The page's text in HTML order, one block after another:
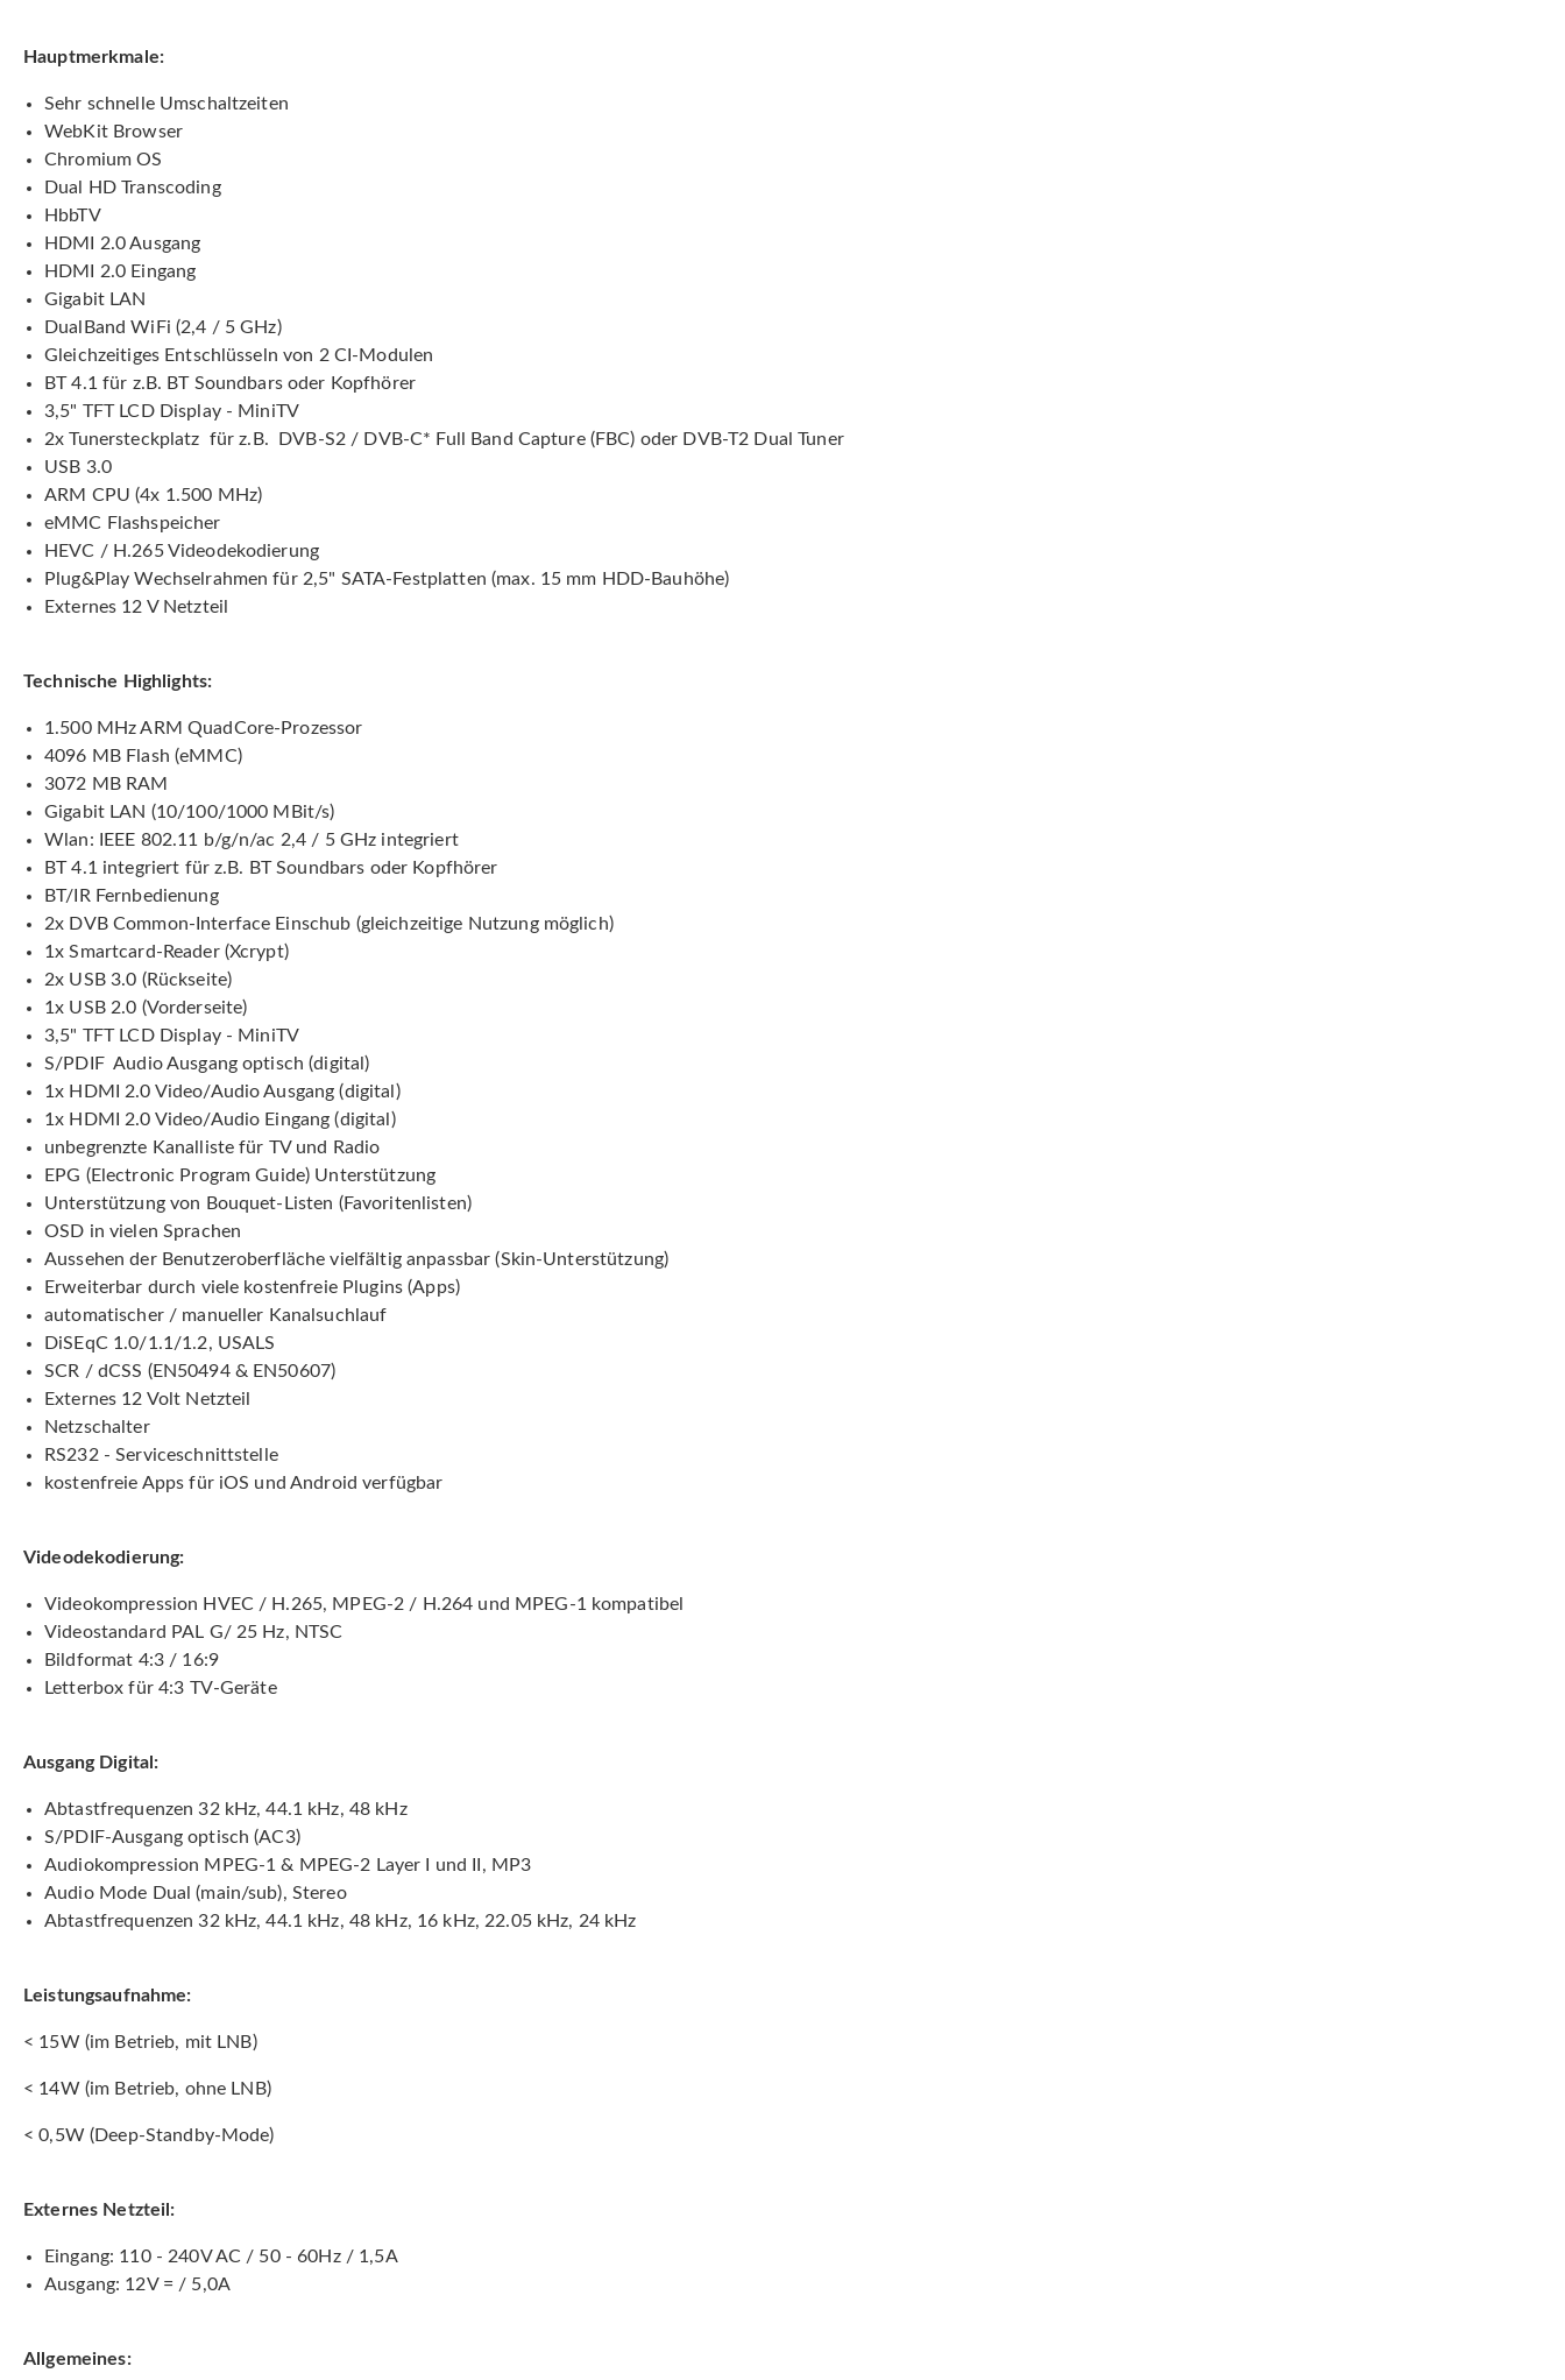
Hauptmerkmale:
Sehr schnelle Umschaltzeiten
WebKit Browser
Chromium OS
Dual HD Transcoding
HbbTV
HDMI 2.0 Ausgang
HDMI 2.0 Eingang
Gigabit LAN
DualBand WiFi (2,4 / 5 GHz)
Gleichzeitiges Entschlüsseln von 2 CI-Modulen
BT 4.1 für z.B. BT Soundbars oder Kopfhörer
3,5" TFT LCD Display - MiniTV
2x Tunersteckplatz für z.B. DVB-S2 / DVB-C* Full Band Capture (FBC) oder DVB-T2 Dual Tuner
USB 3.0
ARM CPU (4x 1.500 MHz)
eMMC Flashspeicher
HEVC / H.265 Videodekodierung
Plug&Play Wechselrahmen für 2,5" SATA-Festplatten (max. 15 mm HDD-Bauhöhe)
Externes 12 V Netzteil
Technische Highlights:
1.500 MHz ARM QuadCore-Prozessor
4096 MB Flash (eMMC)
3072 MB RAM
Gigabit LAN (10/100/1000 MBit/s)
Wlan: IEEE 802.11 b/g/n/ac 2,4 / 5 GHz integriert
BT 4.1 integriert für z.B. BT Soundbars oder Kopfhörer
BT/IR Fernbedienung
2x DVB Common-Interface Einschub (gleichzeitige Nutzung möglich)
1x Smartcard-Reader (Xcrypt)
2x USB 3.0 (Rückseite)
1x USB 2.0 (Vorderseite)
3,5" TFT LCD Display - MiniTV
S/PDIF Audio Ausgang optisch (digital)
1x HDMI 2.0 Video/Audio Ausgang (digital)
1x HDMI 2.0 Video/Audio Eingang (digital)
unbegrenzte Kanalliste für TV und Radio
EPG (Electronic Program Guide) Unterstützung
Unterstützung von Bouquet-Listen (Favoritenlisten)
OSD in vielen Sprachen
Aussehen der Benutzeroberfläche vielfältig anpassbar (Skin-Unterstützung)
Erweiterbar durch viele kostenfreie Plugins (Apps)
automatischer / manueller Kanalsuchlauf
DiSEqC 1.0/1.1/1.2, USALS
SCR / dCSS (EN50494 & EN50607)
Externes 12 Volt Netzteil
Netzschalter
RS232 - Serviceschnittstelle
kostenfreie Apps für iOS und Android verfügbar
Videodekodierung:
Videokompression HVEC / H.265, MPEG-2 / H.264 und MPEG-1 kompatibel
Videostandard PAL G/ 25 Hz, NTSC
Bildformat 4:3 / 16:9
Letterbox für 4:3 TV-Geräte
Ausgang Digital:
Abtastfrequenzen 32 kHz, 44.1 kHz, 48 kHz
S/PDIF-Ausgang optisch (AC3)
Audiokompression MPEG-1 & MPEG-2 Layer I und II, MP3
Audio Mode Dual (main/sub), Stereo
Abtastfrequenzen 32 kHz, 44.1 kHz, 48 kHz, 16 kHz, 22.05 kHz, 24 kHz
Leistungsaufnahme:
< 15W (im Betrieb, mit LNB)
< 14W (im Betrieb, ohne LNB)
< 0,5W (Deep-Standby-Mode)
Externes Netzteil:
Eingang: 110 - 240V AC / 50 - 60Hz / 1,5A
Ausgang: 12V = / 5,0A
Allgemeines: